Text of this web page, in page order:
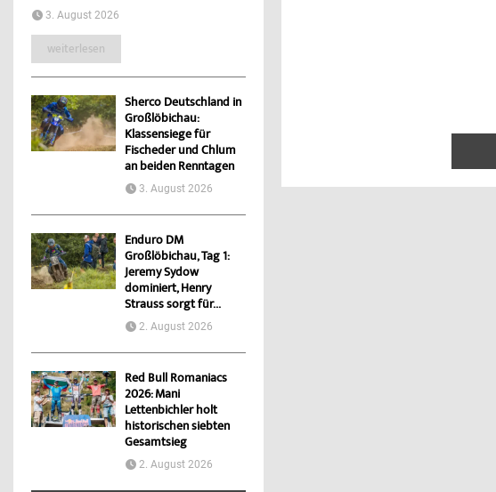
3. August 2026
weiterlesen
Sherco Deutschland in
Großlöbichau:
Klassensiege für
Fischeder und Chlum
an beiden Renntagen
3. August 2026
Enduro DM
Großlöbichau, Tag 1:
Jeremy Sydow
dominiert, Henry
Strauss sorgt für...
2. August 2026
Red Bull Romaniacs
2026: Mani
Lettenbichler holt
historischen siebten
Gesamtsieg
2. August 2026